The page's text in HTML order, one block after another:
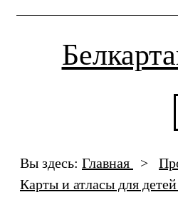
Вы здесь: Главная >
Карты и атласы для детей